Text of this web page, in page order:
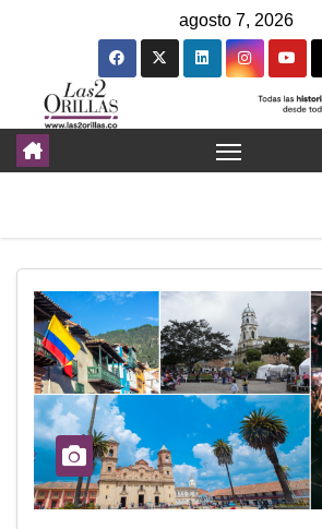
agosto 7, 2026